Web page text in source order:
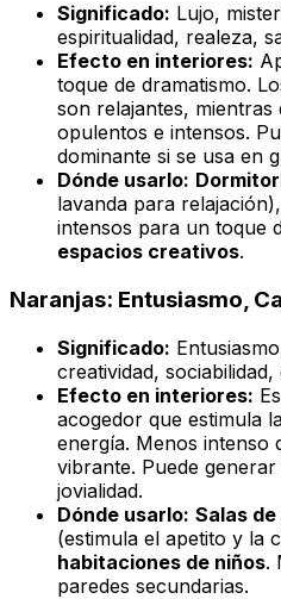
Significado: Lujo,
espiritualidad, realeza,
Efecto en interiores:
toque de dramatismo.
son relajantes,
opulentos e intensos.
dominante si se usa en
Dónde usarlo:
lavanda para relajación),
intensos para un toque
espacios creativos.
Naranjas: Entusiasmo,
Significado:
creatividad, sociabilidad,
Efecto en interiores:
acogedor que estimula
energía. Menos intenso
vibrante. Puede
jovialidad.
Dónde usarlo: Salas
(estimula el apetito y la
habitaciones de niños.
paredes secundarias.